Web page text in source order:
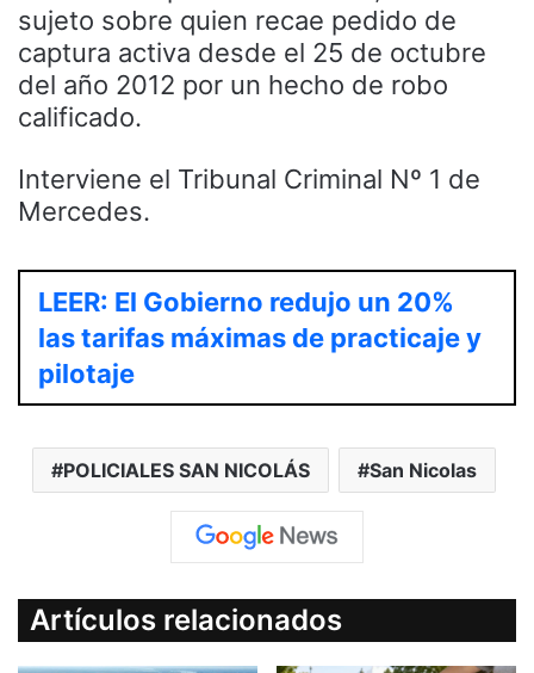
sujeto sobre quien recae pedido de
captura activa desde el 25 de octubre
del año 2012 por un hecho de robo
calificado.
Interviene el Tribunal Criminal Nº 1 de
Mercedes.
LEER: El Gobierno redujo un 20%
las tarifas máximas de practicaje y
pilotaje
POLICIALES SAN NICOLÁS San Nicolas
Artículos relacionados